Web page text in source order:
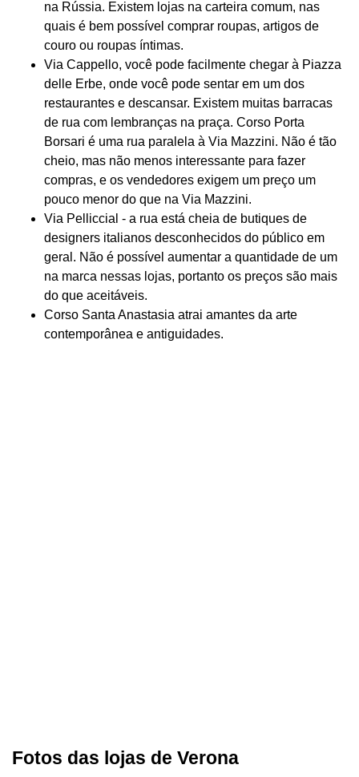
na Rússia. Existem lojas na carteira comum, nas
quais é bem possível comprar roupas, artigos de
couro ou roupas íntimas.
Via Cappello, você pode facilmente chegar à Piazza
delle Erbe, onde você pode sentar em um dos
restaurantes e descansar. Existem muitas barracas
de rua com lembranças na praça. Corso Porta
Borsari é uma rua paralela à Via Mazzini. Não é tão
cheio, mas não menos interessante para fazer
compras, e os vendedores exigem um preço um
pouco menor do que na Via Mazzini.
Via Pelliccial - a rua está cheia de butiques de
designers italianos desconhecidos do público em
geral. Não é possível aumentar a quantidade de um
na marca nessas lojas, portanto os preços são mais
do que aceitáveis.
Corso Santa Anastasia atrai amantes da arte
contemporânea e antiguidades.
Fotos das lojas de Verona